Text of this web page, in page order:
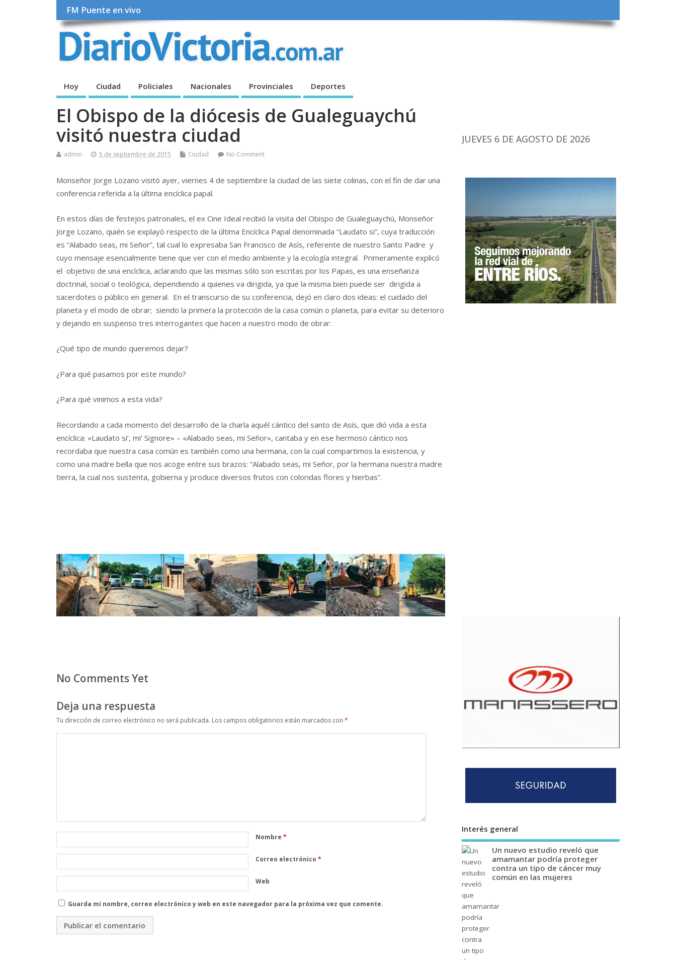
FM Puente en vivo
Hoy Ciudad Policiales Nacionales Provinciales Deportes
El Obispo de la diócesis de Gualeguaychú
visitó nuestra ciudad
admin 5 de septiembre de 2015 Ciudad No Comment
Monseñor Jorge Lozano visitó ayer, viernes 4 de septiembre la ciudad de las siete colinas, con el fin de dar una
conferencia referida a la última encíclica papal.
En estos días de festejos patronales, el ex Cine Ideal recibió la visita del Obispo de Gualeguaychú, Monseñor
Jorge Lozano, quién se explayó respecto de la última Encíclica Papal denominada “Laudato si”, cuya traducción
es “Alabado seas, mi Señor”, tal cual lo expresaba San Francisco de Asís, referente de nuestro Santo Padre y
cuyo mensaje esencialmente tiene que ver con el medio ambiente y la ecología integral. Primeramente explicó
el objetivo de una encíclica, aclarando que las mismas sólo son escritas por los Papas, es una enseñanza
doctrinal, social o teológica, dependiendo a quienes va dirigida, ya que la misma bien puede ser dirigida a
sacerdotes o público en general. En el transcurso de su conferencia, dejó en claro dos ideas: el cuidado del
planeta y el modo de obrar; siendo la primera la protección de la casa común o planeta, para evitar su deterioro
y dejando en suspenso tres interrogantes que hacen a nuestro modo de obrar:
¿Qué tipo de mundo queremos dejar?
¿Para qué pasamos por este mundo?
¿Para qué vinimos a esta vida?
Recordando a cada momento del desarrollo de la charla aquél cántico del santo de Asís, que dió vida a esta
encíclica: «Laudato si’, mi’ Signore» – «Alabado seas, mi Señor», cantaba y en ese hermoso cántico nos
recordaba que nuestra casa común es también como una hermana, con la cual compartimos la existencia, y
como una madre bella que nos acoge entre sus brazos: “Alabado seas, mi Señor, por la hermana nuestra madre
tierra, la cual nos sustenta, gobierna y produce diversos frutos con coloridas flores y hierbas”.
No Comments Yet
Deja una respuesta
Tu dirección de correo electrónico no será publicada. Los campos obligatorios están marcados con *
Nombre *
Correo electrónico *
Web
Guarda mi nombre, correo electrónico y web en este navegador para la próxima vez que comente.
JUEVES 6 DE AGOSTO DE 2026
Interés general
Un nuevo estudio reveló que
amamantar podría proteger
contra un tipo de cáncer muy
común en las mujeres